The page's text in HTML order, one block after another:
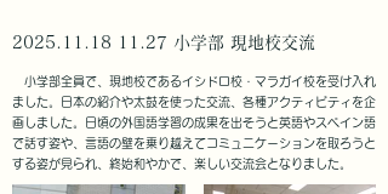
​2025.11.18 11.27 小学部 現地校交流
小学部全員で、現地校であるイシドロ校・マラガイ校を受け入れ
ました。日本の紹介や太鼓を使った交流、各種アクティビティを企
画しました。日頃の外国語学習の成果を出そうと英語やスペイン語
で話す姿や、言語の壁を乗り越えてコミュニケーションを取ろうと
する姿が見られ、終始和やかで、楽しい交流会となりました。